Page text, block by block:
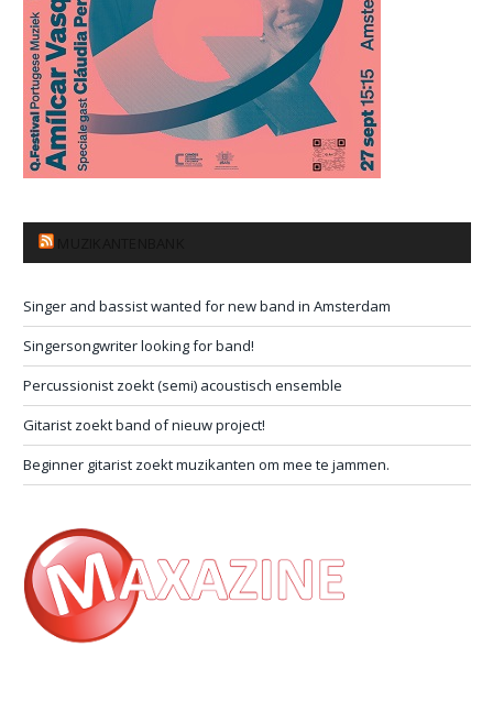
Singer and bassist wanted for new band in Amsterdam
Singersongwriter looking for band!
Percussionist zoekt (semi) acoustisch ensemble
Gitarist zoekt band of nieuw project!
Beginner gitarist zoekt muzikanten om mee te jammen.